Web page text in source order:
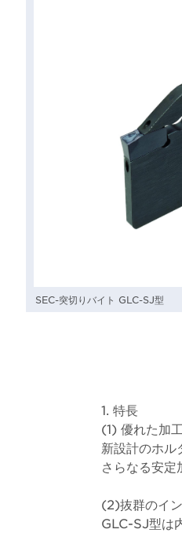
SEC-突切りバイト GLC-SJ型
1. 特長
(1) 優れた加
新設計のホル
さらなる安
(2)抜群のイ
GLC-SJ型は